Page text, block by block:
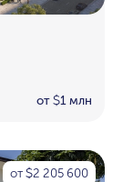
от $1 млн
от $2 205 600